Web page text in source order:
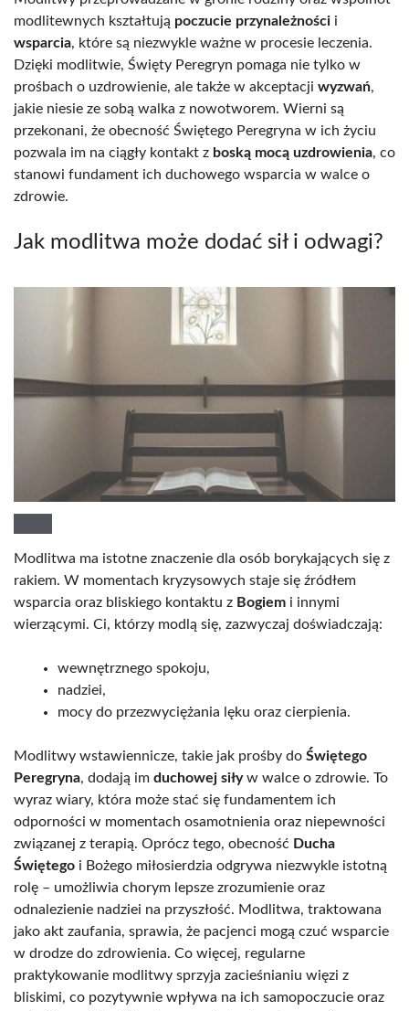
modlitewnych kształtują poczucie przynależności i
wsparcia, które są niezwykle ważne w procesie leczenia.
Dzięki modlitwie, Święty Peregryn pomaga nie tylko w
prośbach o uzdrowienie, ale także w akceptacji wyzwań,
jakie niesie ze sobą walka z nowotworem. Wierni są
przekonani, że obecność Świętego Peregryna w ich życiu
pozwala im na ciągły kontakt z boską mocą uzdrowienia, co
stanowi fundament ich duchowego wsparcia w walce o
zdrowie.
Jak modlitwa może dodać sił i odwagi?
Modlitwa ma istotne znaczenie dla osób borykających się z
rakiem. W momentach kryzysowych staje się źródłem
wsparcia oraz bliskiego kontaktu z Bogiem i innymi
wierzącymi. Ci, którzy modlą się, zazwyczaj doświadczają:
wewnętrznego spokoju,
nadziei,
mocy do przezwyciężania lęku oraz cierpienia.
Modlitwy wstawiennicze, takie jak prośby do Świętego
Peregryna, dodają im duchowej siływ walce o zdrowie. To
wyraz wiary, która może stać się fundamentem ich
odporności w momentach osamotnienia oraz niepewności
związanej z terapią. Oprócz tego, obecność Ducha
Świętego i Bożego miłosierdzia odgrywa niezwykle istotną
rolę – umożliwia chorym lepsze zrozumienie oraz
odnalezienie nadziei na przyszłość. Modlitwa, traktowana
jako akt zaufania, sprawia, że pacjenci mogą czuć wsparcie
w drodze do zdrowienia. Co więcej, regularne
praktykowanie modlitwy sprzyja zacieśnianiu więzi z
bliskimi, co pozytywnie wpływa na ich samopoczucie oraz